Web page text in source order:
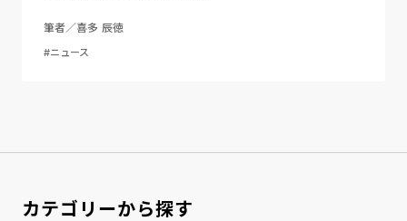
筆者／喜多 辰徳
#ニュース
カテゴリーから探す